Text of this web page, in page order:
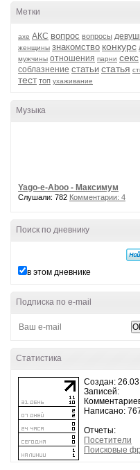
Метки
axe АКС вопрос вопросы
женщины знакомство конкурс
мужчины отношения парни секс
соблазнение статьи статья
тест топ ухаживание
Музыка
Yago-e-Aboo - Максимум
Слушали: 782 Комментарии: 4
Поиск по дневнику
в этом дневнике
Подписка по e-mail
Статистика
Создан:
Записей:
Написано:
Отчеты:
Посетители
Поисковые